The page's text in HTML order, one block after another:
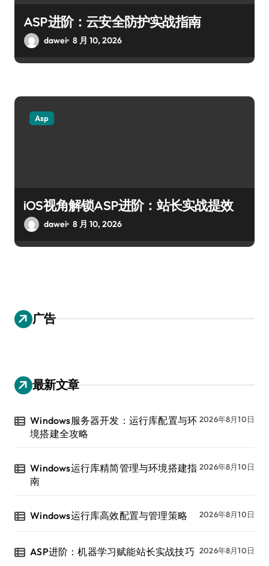
ASP进阶：云安全防护实战指南
dawei 8 月 10, 2026
Asp
iOS视角解锁ASP进阶：站长实战提效
dawei 8 月 10, 2026
广告
最新文章
Windows服务器开发：运行库配置与环
境搭建全攻略
2026年8月10日
Windows运行库精简管理与环境搭建指
南
2026年8月10日
Windows运行库高效配置与管理策略 2026年8月10日
ASP进阶：机器学习赋能站长实战技巧 2026年8月10日